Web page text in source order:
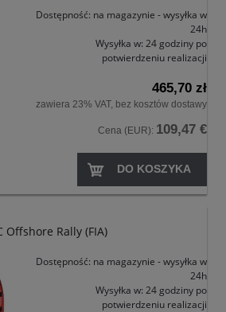
Dostępność: na magazynie - wysyłka w
24h
Wysyłka w: 24 godziny po
potwierdzeniu realizacji
465,70 zł
zawiera 23% VAT, bez kosztów dostawy
Cena (EUR): 109,47 €
DO KOSZYKA
Offshore Rally (FIA)
Dostępność: na magazynie - wysyłka w
24h
Wysyłka w: 24 godziny po
potwierdzeniu realizacji